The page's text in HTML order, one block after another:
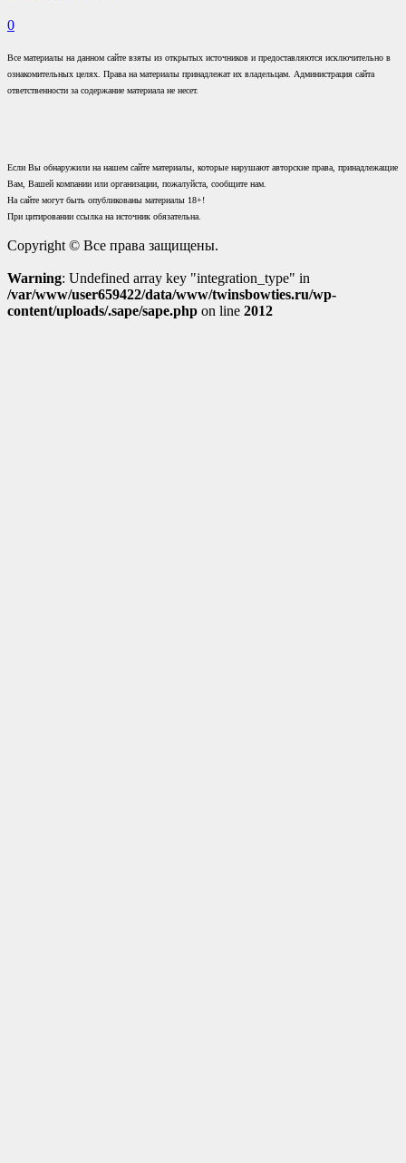
0
Все материалы на данном сайте взяты из открытых источников и предоставляются исключительно в
ознакомительных целях. Права на материалы принадлежат их владельцам. Администрация сайта
ответственности за содержание материала не несет.
Если Вы обнаружили на нашем сайте материалы, которые нарушают авторские права, принадлежащие
Вам, Вашей компании или организации, пожалуйста, сообщите нам.
На сайте могут быть опубликованы материалы 18+!
При цитировании ссылка на источник обязательна.
Copyright © Все права защищены.
Warning: Undefined array key "integration_type" in
/var/www/user659422/data/www/twinsbowties.ru/wp-
content/uploads/.sape/sape.php on line 2012